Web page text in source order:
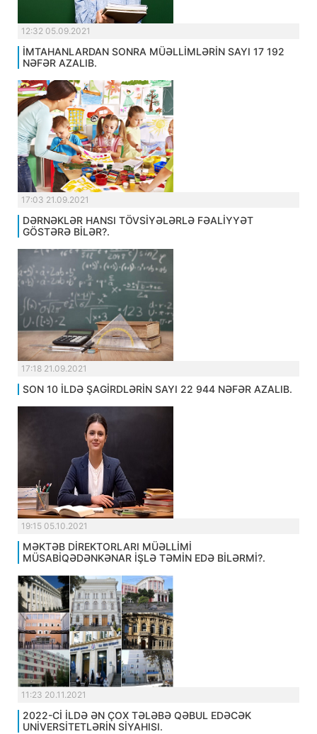
12:32 05.09.2021
İMTAHANLARDAN SONRA MÜƏLLİMLƏRİN SAYI 17 192
NƏFƏR AZALIB.
17:03 21.09.2021
DƏRNƏKLƏR HANSI TÖVSİYƏLƏRLƏ FƏALİYYƏT
GÖSTƏRƏ BİLƏR?.
17:18 21.09.2021
SON 10 İLDƏ ŞAGİRDLƏRİN SAYI 22 944 NƏFƏR AZALIB.
19:15 05.10.2021
MƏKTƏB DİREKTORLARI MÜƏLLİMİ
MÜSABİQƏDƏNKƏNAR İŞLƏ TƏMİN EDƏ BİLƏRMİ?.
11:23 20.11.2021
2022-Cİ İLDƏ ƏN ÇOX TƏLƏBƏ QƏBUL EDƏCƏK
UNİVERSİTETLƏRİN SİYAHISI.